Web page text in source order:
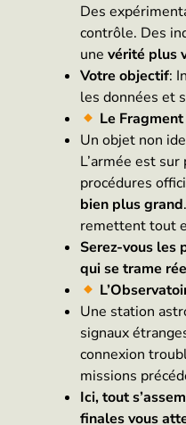
Des
contrôle. Des
une vérité plus
Votre objectif:
les données et
Le
Un objet non
L’armée est
procédures
bien plus grand
remettent tout
Serez-vous les
qui se trame
Une station
signaux
connexion
missions
Ici, tout
finales vous